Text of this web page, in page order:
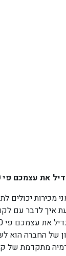
את עצמכם פי 10
מכירות יכולים
איך לדבר עם
מתקדמת של